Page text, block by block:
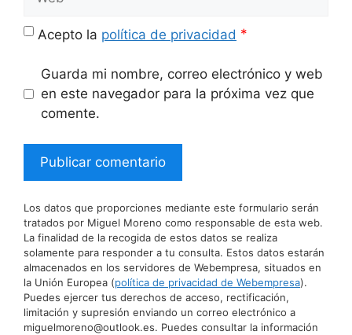
Acepto la política de privacidad *
Guarda mi nombre, correo electrónico y web
en este navegador para la próxima vez que
comente.
Los datos que proporciones mediante este formulario serán
tratados por Miguel Moreno como responsable de esta web.
La finalidad de la recogida de estos datos se realiza
solamente para responder a tu consulta. Estos datos estarán
almacenados en los servidores de Webempresa, situados en
la Unión Europea (política de privacidad de Webempresa).
Puedes ejercer tus derechos de acceso, rectificación,
limitación y supresión enviando un correo electrónico a
miguelmoreno@outlook.es. Puedes consultar la información